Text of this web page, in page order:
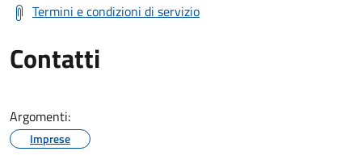
Termini e condizioni di servizio
Contatti
Argomenti:
Imprese